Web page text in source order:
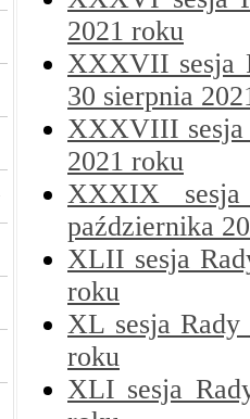
2021 roku
XXXVII sesja
30 sierpnia
XXXVIII sesja
2021 roku
XXXIX
października
XLII sesja
roku
XL sesja
roku
XLI sesja